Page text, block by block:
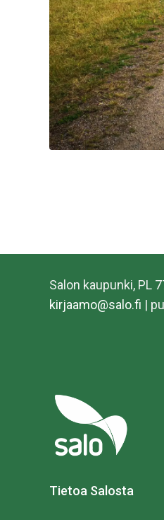
Salon kaupunki, PL
kirjaamo@salo.fi |
Tietoa Salosta